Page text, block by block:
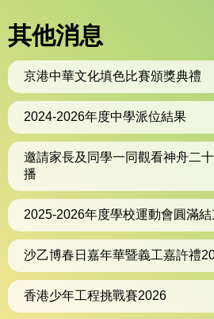
其他消息
京港中華文化填色比賽頒獎典禮
2024-2026年度中學派位結果
邀請家長及同學一同觀看神舟二
播
2025-2026年度學校運動會圓滿結
沙乙博春日嘉年華暨義工嘉許禮
香港少年工程挑戰賽2026